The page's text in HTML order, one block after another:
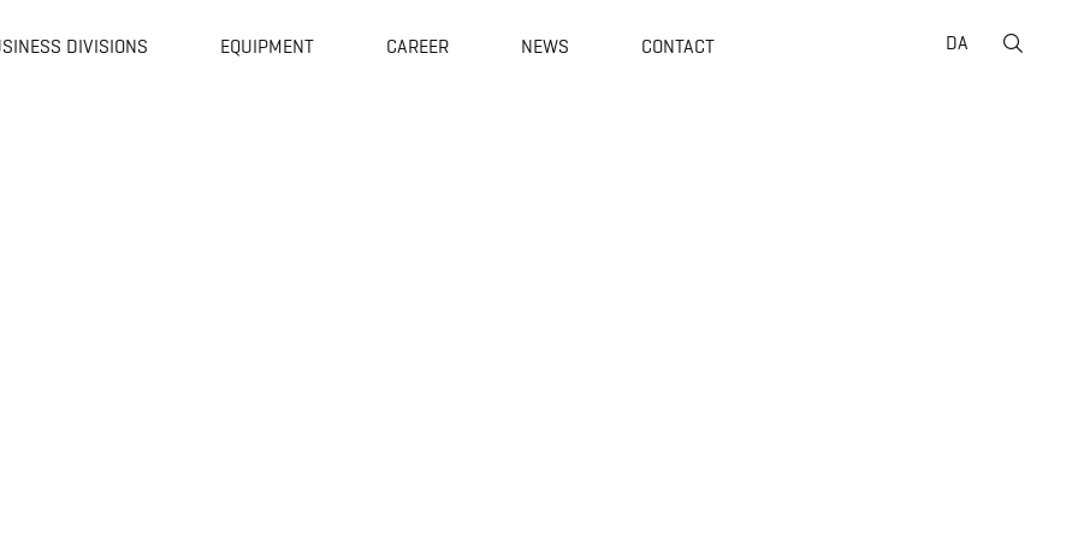
DIVISIONS EQUIPMENT CAREER NEWS CONTACT DA